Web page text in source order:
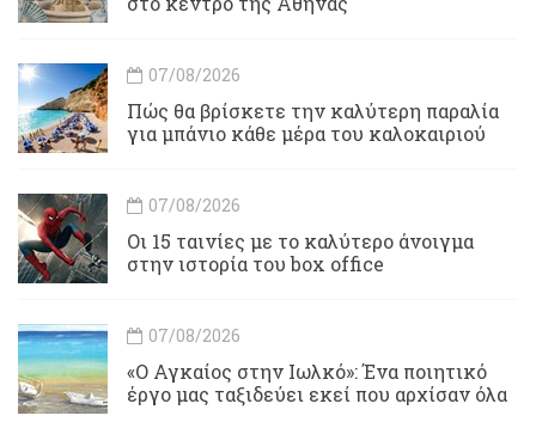
07/08/2026
Πώς θα βρίσκετε την καλύτερη παραλία
για μπάνιο κάθε μέρα του καλοκαιριού
07/08/2026
Οι 15 ταινίες με το καλύτερο άνοιγμα
στην ιστορία του box office
07/08/2026
«Ο Αγκαίος στην Ιωλκό»: Ένα ποιητικό
έργο μας ταξιδεύει εκεί που αρχίσαν όλα